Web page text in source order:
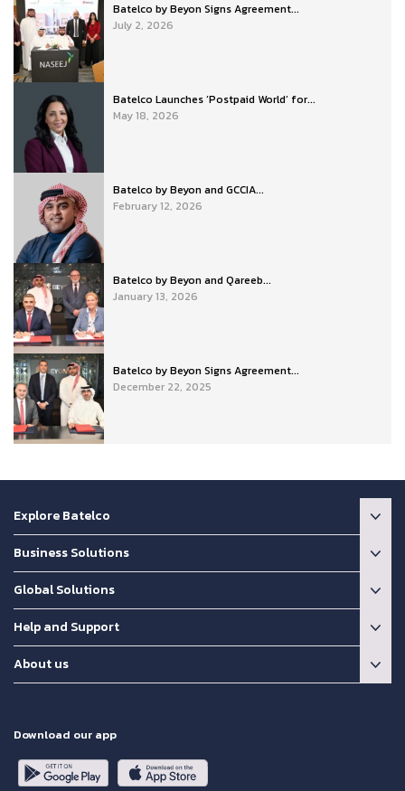
Batelco by Beyon Signs Agreement...
July 2, 2026
Batelco Launches ‘Postpaid World’ for...
May 18, 2026
Batelco by Beyon and GCCIA...
February 12, 2026
Batelco by Beyon and Qareeb...
January 13, 2026
Batelco by Beyon Signs Agreement...
December 22, 2025
Explore Batelco
Business Solutions
Global Solutions
Help and Support
About us
Download our app